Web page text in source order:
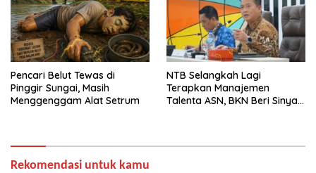
Pencari Belut Tewas di
Pinggir Sungai, Masih
Menggenggam Alat Setrum
NTB Selangkah Lagi
Terapkan Manajemen
Talenta ASN, BKN Beri Sinyal
Rekomendasi untuk kamu